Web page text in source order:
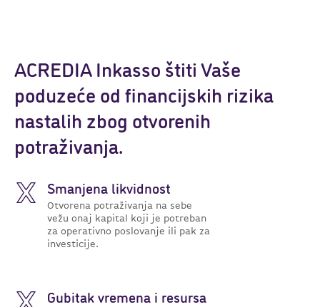
ACREDIA Inkasso štiti Vaše
poduzeće od financijskih rizika
nastalih zbog otvorenih
potraživanja.
Smanjena likvidnost
Otvorena potraživanja na sebe
vežu onaj kapital koji je potreban
za operativno poslovanje ili pak za
investicije.
Gubitak vremena i resursa